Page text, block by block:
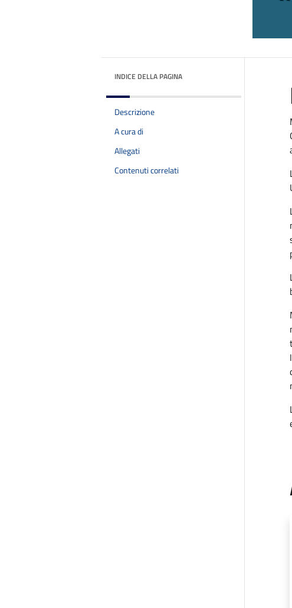
INDICE DELLA PAGINA
Descrizione
A cura di
Allegati
Contenuti correlati